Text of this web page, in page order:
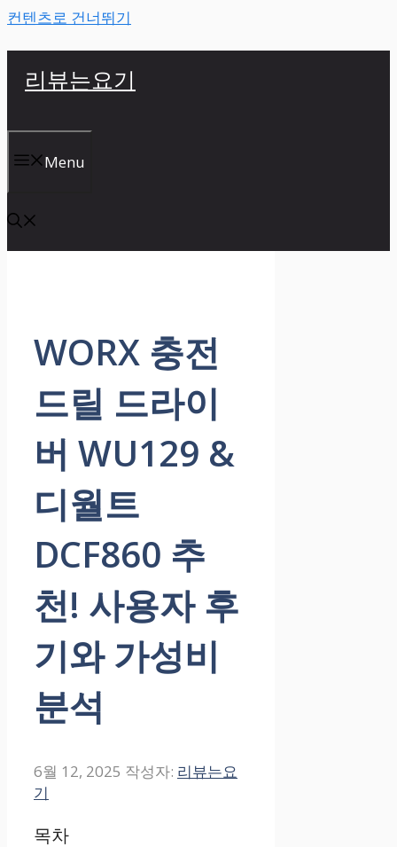
컨텐츠로 건너뛰기
리뷰는요기
Menu
WORX 충전
드릴 드라이
버 WU129 &
디월트
DCF860 추
천! 사용자 후
기와 가성비
분석
6월 12, 2025 작성자: 리뷰는요
기
목차